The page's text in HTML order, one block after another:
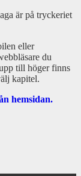
är på tryckeriet
eller
du
till höger finns
kapitel.
hemsidan.